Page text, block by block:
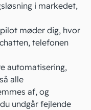
i markedet,
møder dig, hvor
telefonen
automatisering,
alle
af, og
undgår fejlende